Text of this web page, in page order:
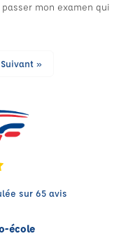
mon examen qui
Suivant »
sur 65 avis
école